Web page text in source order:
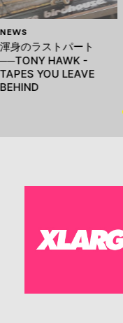
NEWS
渾身のラストパート
──TONY HAWK -
TAPES YOU LEAVE
BEHIND